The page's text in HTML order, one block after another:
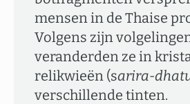
mensen in de Thaise
Volgens zijn
veranderden ze in
relikwieën (sarira-
verschillende tinten.